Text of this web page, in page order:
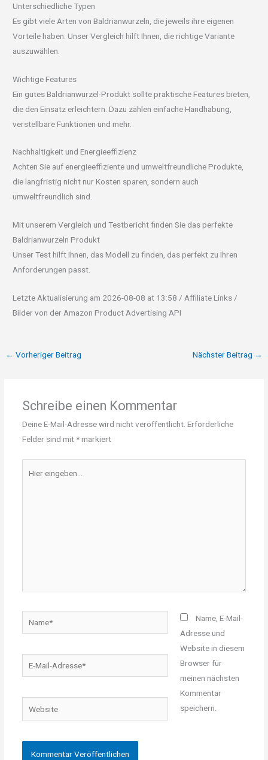
Unterschiedliche Typen
Es gibt viele Arten von Baldrianwurzeln, die jeweils ihre eigenen
Vorteile haben. Unser Vergleich hilft Ihnen, die richtige Variante
auszuwählen.
Wichtige Features
Ein gutes Baldrianwurzel-Produkt sollte praktische Features bieten,
die den Einsatz erleichtern. Dazu zählen einfache Handhabung,
verstellbare Funktionen und mehr.
Nachhaltigkeit und Energieeffizienz
Achten Sie auf energieeffiziente und umweltfreundliche Produkte,
die langfristig nicht nur Kosten sparen, sondern auch
umweltfreundlich sind.
Mit unserem Vergleich und Testbericht finden Sie das perfekte
Baldrianwurzeln Produkt
Unser Test hilft Ihnen, das Modell zu finden, das perfekt zu Ihren
Anforderungen passt.
Letzte Aktualisierung am 2026-08-08 at 13:58 / Affiliate Links /
Bilder von der Amazon Product Advertising API
← Vorheriger Beitrag Nächster Beitrag →
Schreibe einen Kommentar
Deine E-Mail-Adresse wird nicht veröffentlicht. Erforderliche
Felder sind mit*markiert
eingeben…
Mail-
Website
Name, E-Mail-
Adresse und
Website in diesem
Browser für
meinen nächsten
Kommentar
speichern.